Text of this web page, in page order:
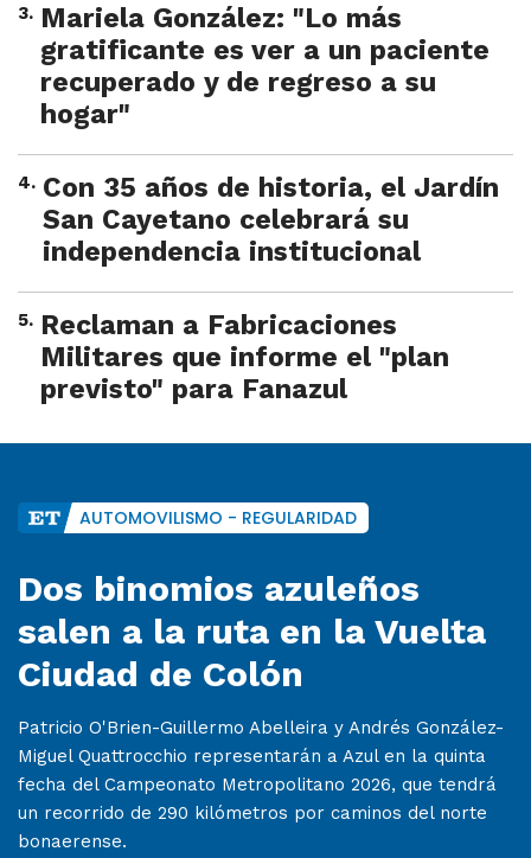
3. Mariela González: "Lo más
gratificante es ver a un paciente
recuperado y de regreso a su
hogar"
4. Con 35 años de historia, el Jardín
San Cayetano celebrará su
independencia institucional
5. Reclaman a Fabricaciones
Militares que informe el "plan
previsto" para Fanazul
AUTOMOVILISMO - REGULARIDAD
Dos binomios azuleños
salen a la ruta en la Vuelta
Ciudad de Colón
Patricio O'Brien-Guillermo Abelleira y Andrés González-
Miguel Quattrocchio representarán a Azul en la quinta
fecha del Campeonato Metropolitano 2026, que tendrá
un recorrido de 290 kilómetros por caminos del norte
bonaerense.